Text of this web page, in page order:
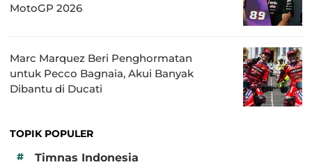
MotoGP 2026
Marc Marquez Beri Penghormatan
untuk Pecco Bagnaia, Akui Banyak
Dibantu di Ducati
TOPIK POPULER
#
Timnas Indonesia